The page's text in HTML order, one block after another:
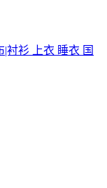
|衬衫 上衣 睡衣 国